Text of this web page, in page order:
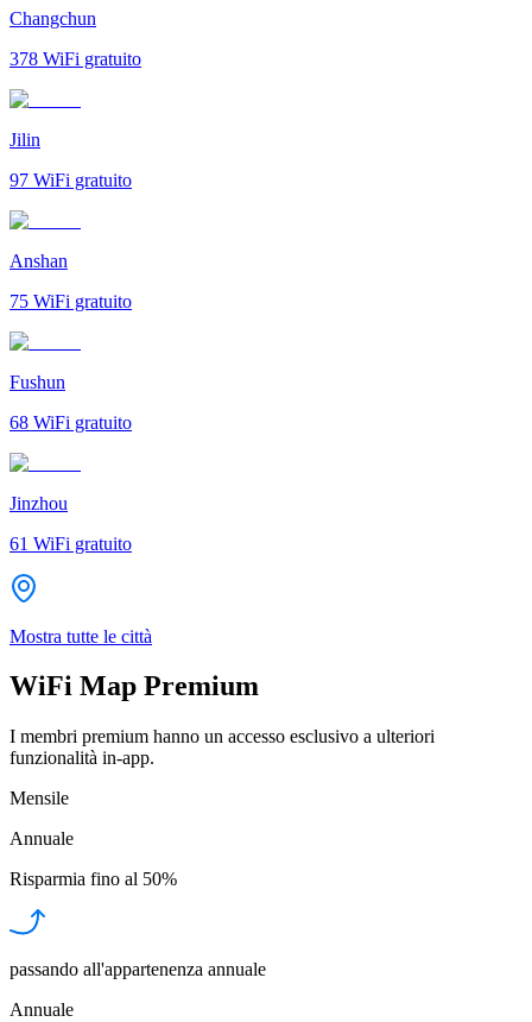
Changchun
378 WiFi gratuito
Jilin
97 WiFi gratuito
Anshan
75 WiFi gratuito
Fushun
68 WiFi gratuito
Jinzhou
61 WiFi gratuito
Mostra tutte le città
WiFi Map Premium
I membri premium hanno un accesso esclusivo a ulteriori
funzionalità in-app.
Mensile
Annuale
Risparmia fino al 50%
passando all'appartenenza annuale
Annuale